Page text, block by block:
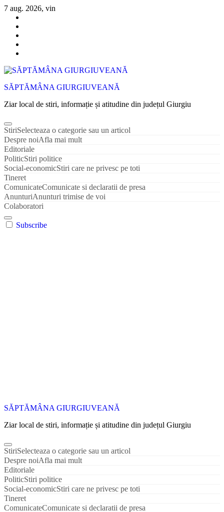
Sari
conținut
7 aug. 2026, vin
SĂPTĂMÂNA GIURGIUVEANĂ
Ziar local de stiri, informație și atitudine din județul Giurgiu
StiriSelecteaza o categorie sau un articol
Despre noiAfla mai mult
Editoriale
PoliticStiri politice
Social-economicStiri care ne privesc pe toti
Tineret
ComunicateComunicate si declaratii de presa
AnunturiAnunturi trimise de voi
Colaboratori
Subscribe
SĂPTĂMÂNA GIURGIUVEANĂ
Ziar local de stiri, informație și atitudine din județul Giurgiu
StiriSelecteaza o categorie sau un articol
Despre noiAfla mai mult
Editoriale
PoliticStiri politice
Social-economicStiri care ne privesc pe toti
Tineret
ComunicateComunicate si declaratii de presa